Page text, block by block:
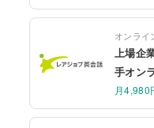
オンライ
上場企
手オン
月4,980